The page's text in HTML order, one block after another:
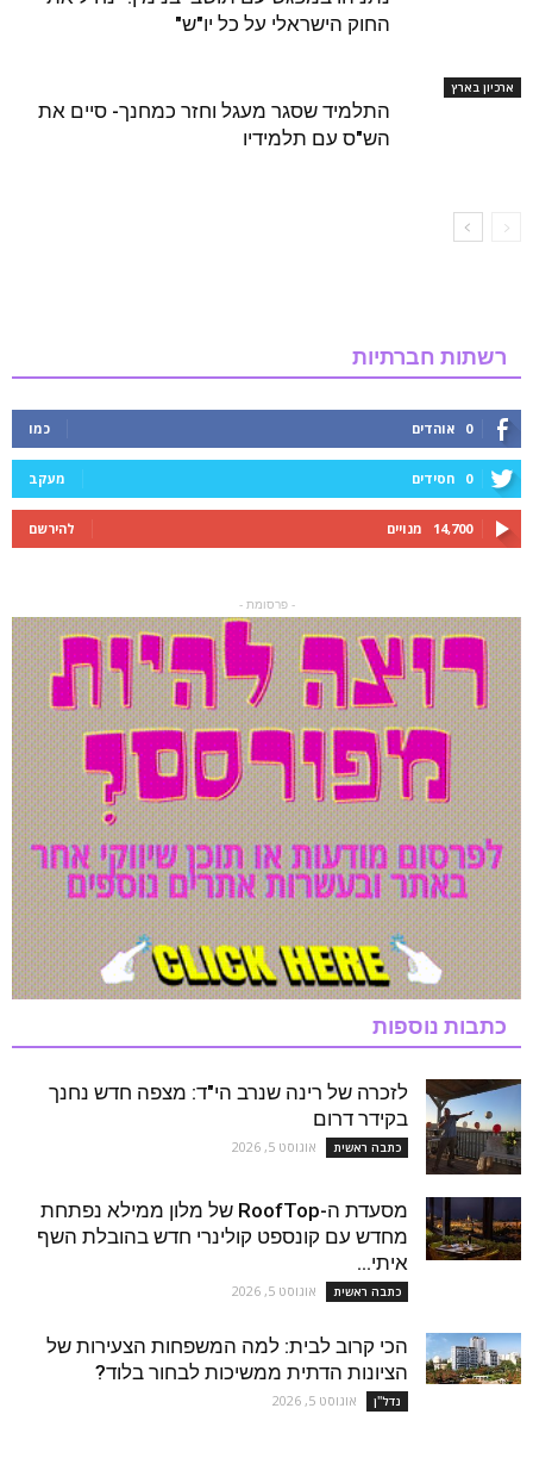
החוק הישראלי על כל יו"ש"
ארכיון בארץ
התלמיד שסגר מעגל וחזר כמחנך- סיים את
הש"ס עם תלמידיו
רשתות חברתיות
0 אוהדים כמו
0 חסידים מעקב
14,700 מנויים להירשם
- פרסומת -
כתבות נוספות
לזכרה של רינה שנרב הי"ד: מצפה חדש נחנך
בקידר דרום
כתבה ראשית אוגוסט 5, 2026
מסעדת ה-RoofTop של מלון ממילא נפתחת
מחדש עם קונספט קולינרי חדש בהובלת השף
איתי...
כתבה ראשית אוגוסט 5, 2026
הכי קרוב לבית: למה המשפחות הצעירות של
הציונות הדתית ממשיכות לבחור בלוד?
נדל''ן אוגוסט 5, 2026